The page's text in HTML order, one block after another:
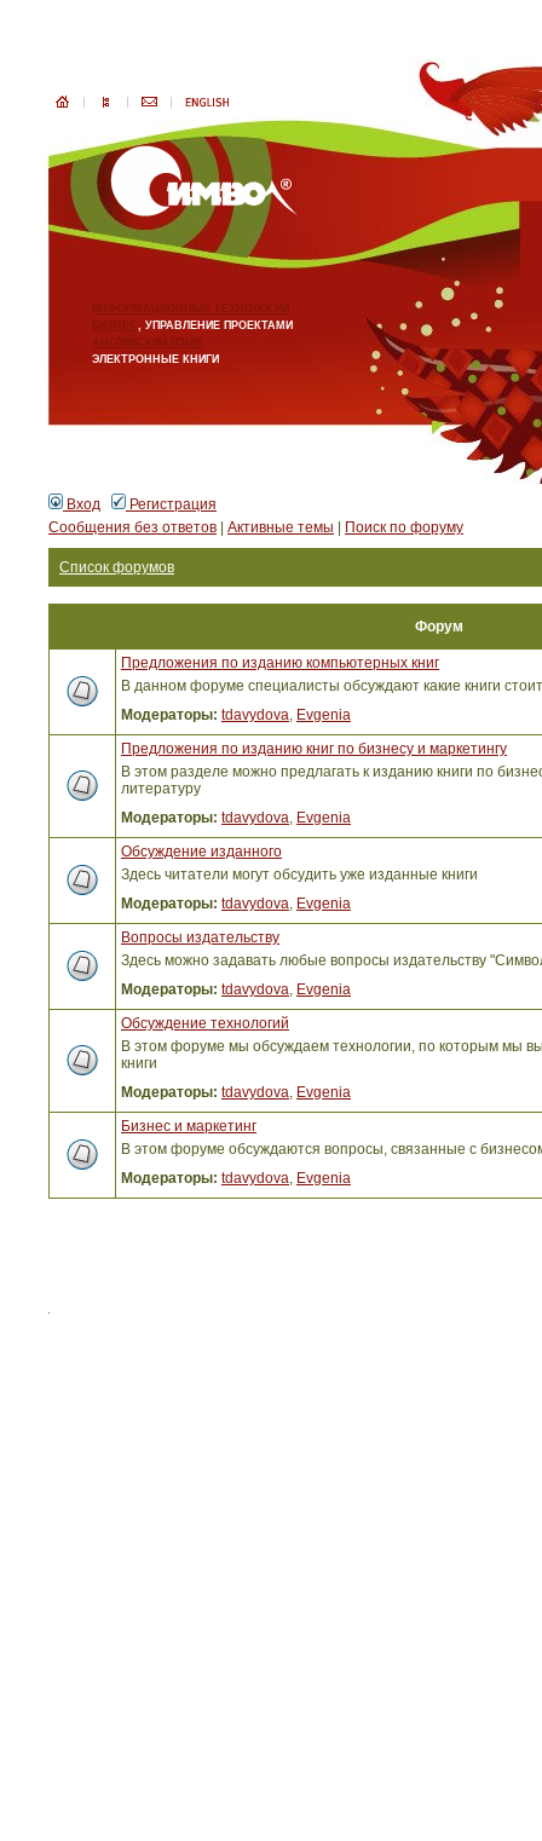
ИНФОРМАЦИОННЫЕ ТЕХНОЛОГИИ
БИЗНЕС, УПРАВЛЕНИЕ ПРОЕКТАМИ
АНГЛИЙСКИЙ ЯЗЫК
ЭЛЕКТРОННЫЕ КНИГИ
Вход
Регистрация
Сообщения без ответов
Активные темы Поиск по форуму
Список форумов
Форум
Предложения по изданию компьютерных книг
В данном форуме специалисты обсуждают какие книги
Модераторы: tdavydova, Evgenia
Предложения по изданию книг по бизнесу и маркетингу
В этом разделе можно предлагать к изданию книги по
литературу
Модераторы: tdavydova, Evgenia
Обсуждение изданного
Здесь читатели могут обсудить уже изданные книги
Модераторы: tdavydova, Evgenia
Вопросы издательству
Здесь можно задавать любые вопросы издательству
Модераторы: tdavydova, Evgenia
Обсуждение технологий
В этом форуме мы обсуждаем технологии, по которым мы
книги
Модераторы: tdavydova, Evgenia
Бизнес и маркетинг
В этом форуме обсуждаются вопросы, связанные с
Модераторы: tdavydova, Evgenia